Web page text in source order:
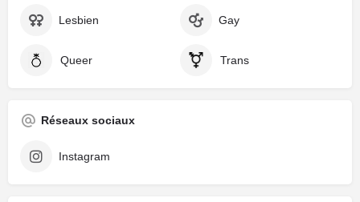
Lesbien Gay
Queer Trans
Réseaux sociaux
Instagram